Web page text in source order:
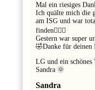
Mal ein riesiges
Ich quälte mich die
am ISG und war
finden🤷🏼‍♂️
Gestern war super
🤣Danke für deinen
LG und ein schönes
Sandra 🌞
Sandra